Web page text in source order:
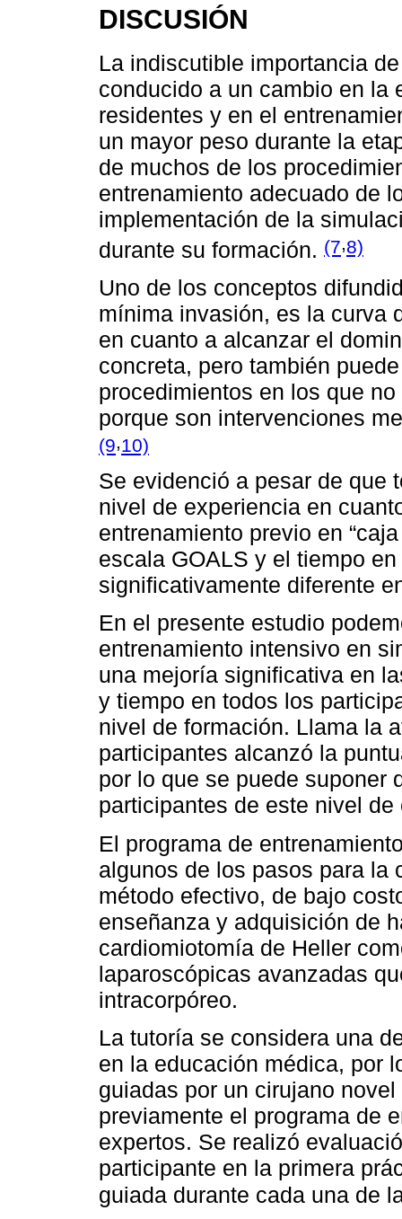
DISCUSIÓN
La indiscutible importancia
conducido a un cambio en la
residentes y en el
un mayor peso durante la
de muchos de los
entrenamiento adecuado de
implementación de la
durante su formación. (7 8)
Uno de los conceptos
mínima invasión, es la curva
en cuanto a alcanzar el
concreta, pero también
procedimientos en los que
porque son intervenciones
(9,10)
Se evidenció a pesar de que
nivel de experiencia en
entrenamiento previo en
escala GOALS y el tiempo
significativamente diferente
En el presente estudio
entrenamiento intensivo en
una mejoría significativa en
y tiempo en todos los
nivel de formación. Llama la
participantes alcanzó la
por lo que se puede suponer
participantes de este nivel de
El programa de
algunos de los pasos para la
método efectivo, de bajo
enseñanza y adquisición de
cardiomiotomía de Heller
laparoscópicas avanzadas
intracorpóreo.
La tutoría se considera una
en la educación médica, por
guiadas por un cirujano
previamente el programa de
expertos. Se realizó
participante en la primera
guiada durante cada una de